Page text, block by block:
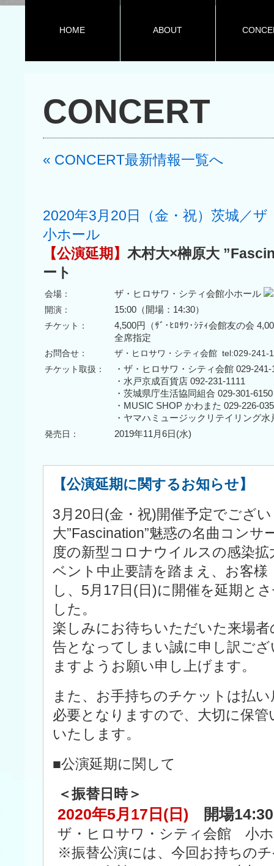
HOME ABOUT
CONCERT
« CONCERT最新情報一覧へ
2020年3月20日（金・祝）茨城／
小ホール
【公演延期】 木村大×榊原大
ート
会場：
ザ・ヒロサワ・シティ会館小ホール
開演：
15:00（開場：14:30）
チケット：
4,500円（ｻﾞ･ﾋﾛｻﾜ･ｼﾃｨ会館友の会
全席指定
お問合せ：
ザ・ヒロサワ・シティ会館 tel:029-241-
チケット取扱：
・ザ・ヒロサワ・シティ会館 029-241-
・水戸京成百貨店 092-231-1111
・茨城県庁生活協同組合 029-301-6150
・MUSIC SHOP かわまた 029-226-
・ヤマハミュージックリテイリング水
発売日：
2019年11月6日(水)
【公演延期に関するお知らせ】
3月20日(金・祝)開催予定でござ
大”Fascination”魅惑の名曲コン
度の新型コロナウイルスの感染
ベント中止要請を踏まえ、お客様
し、5月17日(日)に開催を延期と
した。
楽しみにお待ちいただいた来場
告となってしまい誠に申し訳ご
ますようお願い申し上げます。
また、お手持ちのチケットは払
必要となりますので、大切に保
いたします。
■公演延期に関して
＜振替日時＞
2020年5月17日(日) 開場
ザ・ヒロサワ・シティ会館 小
※振替公演には、今回お持ちの